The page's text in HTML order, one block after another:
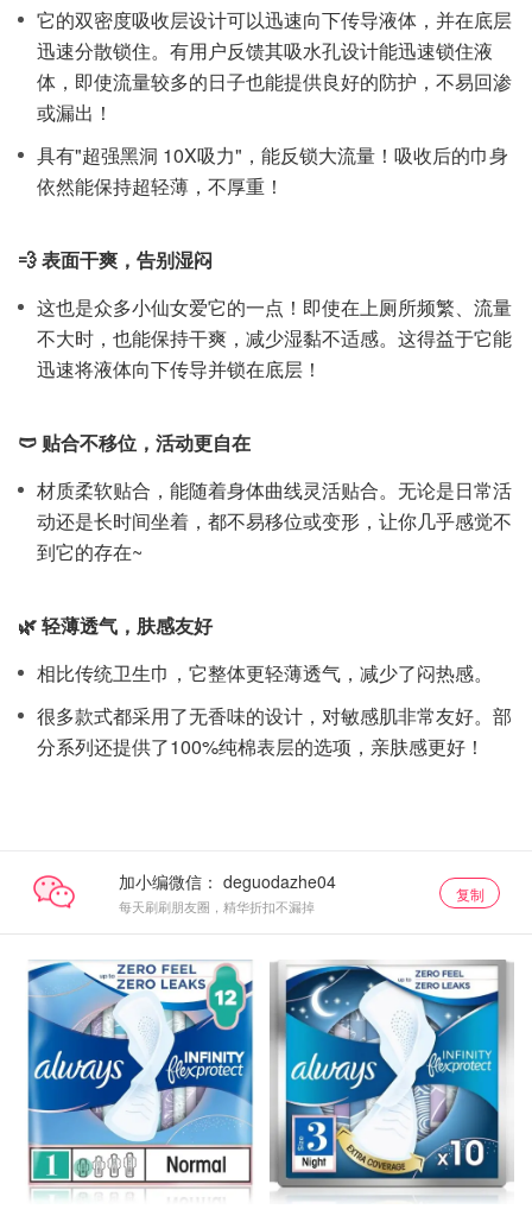
它的双密度吸收层设计可以迅速向下传导液体，并在底层
迅速分散锁住。有用户反馈其吸水孔设计能迅速锁住液
体，即使流量较多的日子也能提供良好的防护，不易回渗
或漏出！
具有"超强黑洞 10X吸力"，能反锁大流量！吸收后的巾身
依然能保持超轻薄，不厚重！
💨 表面干爽，告别湿闷
这也是众多小仙女爱它的一点！即使在上厕所频繁、流量
不大时，也能保持干爽，减少湿黏不适感。这得益于它能
迅速将液体向下传导并锁在底层！
🩲 贴合不移位，活动更自在
材质柔软贴合，能随着身体曲线灵活贴合。无论是日常活
动还是长时间坐着，都不易移位或变形，让你几乎感觉不
到它的存在~
🌿 轻薄透气，肤感友好
相比传统卫生巾，它整体更轻薄透气，减少了闷热感。
很多款式都采用了无香味的设计，对敏感肌非常友好。部
分系列还提供了100%纯棉表层的选项，亲肤感更好！
加小编微信：
每天刷刷朋友圈，精华折扣不漏掉
复制